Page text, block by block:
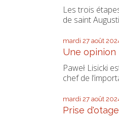
Les trois
de saint
mardi 27 août
Une opinion
Paweł Lisicki
chef de
mardi 27 août
Prise